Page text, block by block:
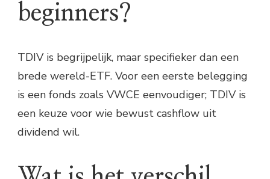
beginners?
TDIV is begrijpelijk, maar specifieker dan een
brede wereld-ETF. Voor een eerste belegging
is een fonds zoals VWCE eenvoudiger; TDIV is
een keuze voor wie bewust cashflow uit
dividend wil.